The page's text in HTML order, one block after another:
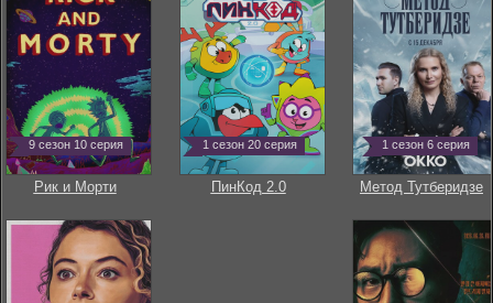
9 сезон 10 серия
Рик и Морти
1 сезон 20 серия
ПинКод 2.0
1 сезон 6 серия
Метод Тутберидзе